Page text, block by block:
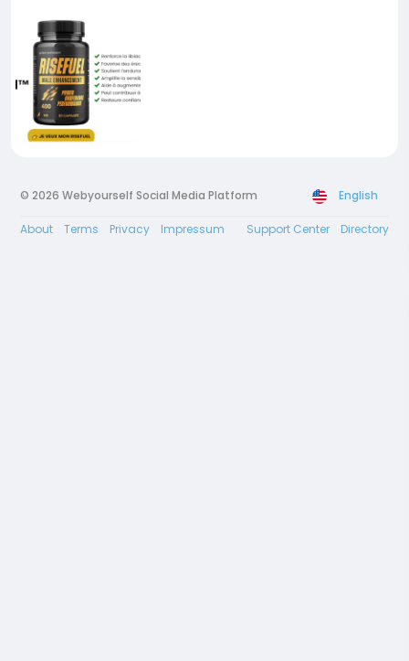
© 2026 Webyourself Social Media Platform English
About Terms Privacy Impressum Support Center Directory